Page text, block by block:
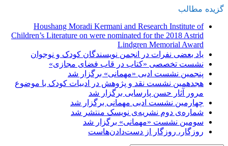
گزیده مطالب
Houshang Moradi Kermani and Research Institute of
Children’s Literature on were nominated for the 2018 Astrid
Lindgren Memorial Award
یاد بعضی نفرات در انجمن نویسندگان کودک و نوجوان
نشست تخصصی «کتاب در قاب فضای مجازی»
پنجمین نشست ادبی «مهمانی» برگزار شد
هجدهمین نشست نقد و پژوهش در ادبیات کودک با موضوع
مرور آثار حسن پارسایی برگزار شد
چهارمین نشست ادبی مهمانی برگزار شد
شماره‌ی دوم نشریه‌ی نویسک منتشر شد
سومین نشست «مهمانی» برگزار شد
روزگار، روزگار از دست‌دادن‌هاست